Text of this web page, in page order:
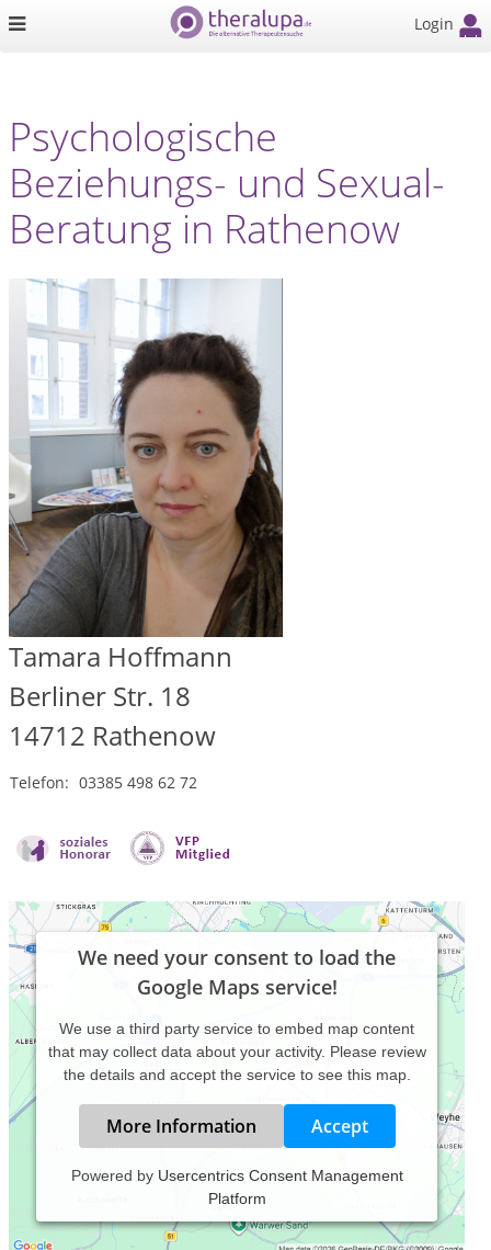
Login
Psychologische
Beziehungs- und Sexual-
Beratung in Rathenow
Tamara Hoffmann
Berliner Str. 18
14712 Rathenow
Telefon: 03385 498 62 72
We need your consent to load the
Google Maps service!
We use a third party service to embed map content
that may collect data about your activity. Please review
the details and accept the service to see this map.
More Information Accept
Powered by Usercentrics Consent Management
Platform
Traditionelle und komplementäre Medizin, Heilkunde